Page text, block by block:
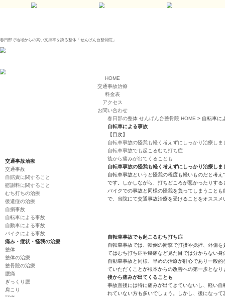
交通事故治療
アクセス
お問い合わせ
春日部の整体 せん
自転車による事故
【目次】
自転車事故の怪我も
自転車事故というと
です。しかしなが
バイクでの事故と同
で、当院にて交通事
交通事故治療
交通事故
自賠責に関すること
慰謝料に関すること
むち打ちの治療
後遺症の治療